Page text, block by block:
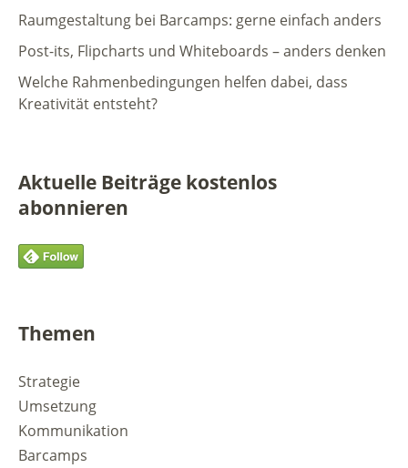
Raumgestaltung bei Barcamps: gerne einfach anders
Post-its, Flipcharts und Whiteboards – anders denken
Welche Rahmenbedingungen helfen dabei, dass
Kreativität entsteht?
Aktuelle Beiträge kostenlos
abonnieren
Themen
Strategie
Umsetzung
Kommunikation
Barcamps